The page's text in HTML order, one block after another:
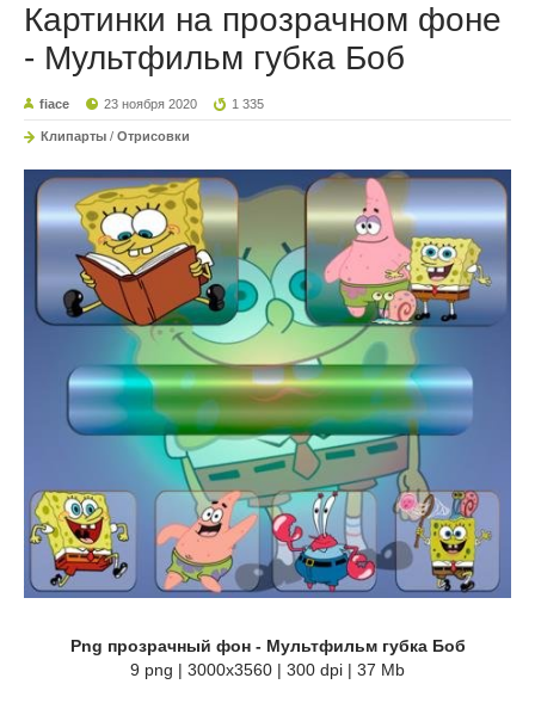
Картинки на прозрачном фоне
- Мультфильм губка Боб
fiace 23 ноября 2020 1 335
Клипарты / Отрисовки
Png прозрачный фон - Мультфильм губка Боб
9 png | 3000х3560 | 300 dpi | 37 Mb